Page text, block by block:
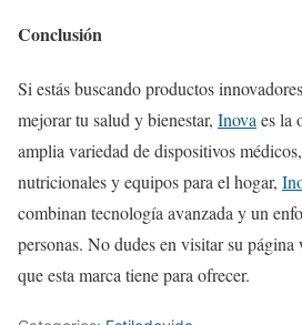
Conclusión
Si estás buscando productos
mejorar tu salud y bienestar, Inova es la
amplia variedad de dispositivos
nutricionales y equipos para el hogar,
combinan tecnología avanzada y un
personas. No dudes en visitar su
que esta marca tiene para ofrecer.